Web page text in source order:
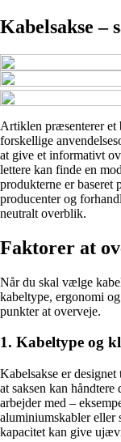
Kabelsakse –
Artiklen præsenterer et
forskellige
at give et informativt
lettere kan finde en
produkterne er
producenter og
neutralt overblik.
Faktorer at
Når du skal vælge
kabeltype, ergonomi
punkter at overveje.
1. Kabeltype og
Kabelsakse er
at saksen kan
arbejder med –
aluminiumskabler eller
kapacitet kan give